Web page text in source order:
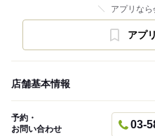
アプリなら
アプ
店舗基本情報
予約・
お問い合わせ
03-